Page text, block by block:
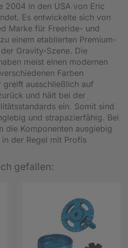
2004 in den USA von Eric
Es entwickelte sich von
Marke für Freeride- und
einem etablierten Premium-
Gravity-Szene. Die
meist einen modernen
Farben
greift ausschließlich auf
und hält bei der
ein. Somit sind
und strapazierfähig. Bei
die Komponenten ausgiebig
der Regel mit Profis
gefallen: